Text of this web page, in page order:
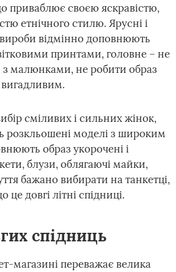
приваблює своєю яскравістю,
етнічного стилю. Ярусні і
відмінно доповнюють
принтами, головне – не
малюнками, не робити образ
сміливих і сильних жінок,
розкльошені моделі з широким
образ укорочені і
блузи, облягаючі майки,
бажано вибирати на танкетці,
довгі літні спідниці.
спідниць
магазині переважає велика